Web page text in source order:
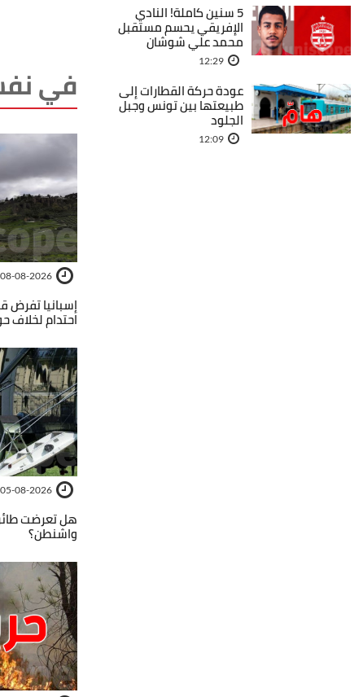
في
08-08-2026
إسبانيا تفرض
احتدام لخلاف
05-08-2026
هل تعرضت
واشنطن؟
5 سنين كاملة! النادي
الإفريقي يحسم مستقبل
محمد علي شوشان
12:29
عودة حركة القطارات إلى
طبيعتها بين تونس وجبل
الجلود
12:09